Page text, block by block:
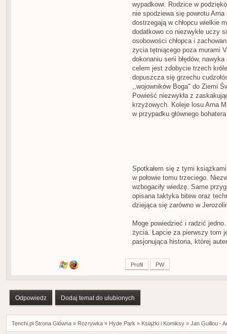
wypadkowi. Rodzice w
nie spodziewa się powrotu
dostrzegają w chłopcu wielkie
dodatkowo co niezwykłe uczy
osobowości chłopca i
życia tętniącego poza murami
dokonaniu serii błędów,
celem jest zdobycie trzech
dopuszcza się grzechu
,,wojowników Boga" do Ziemi
Powieść niezwykła z
krzyżowych. Koleje losu Arna
w przypadku głównego
Spotkałem się z tymi
w połowie tomu trzeciego.
wzbogaciły wiedzę. Same
opisana taktyka bitew oraz
dziejąca się zarówno w
Moge powiedzieć i radzić
życia. Łapcie za pierwszy tom
pasjonująca historia, której
Profil PW
Odpowiedz Dodaj temat do ulubionych
Tenchi.pl Strona Główna » Rozrywka » Hyde Park » Książki i Komiksy » Jan Guillou -